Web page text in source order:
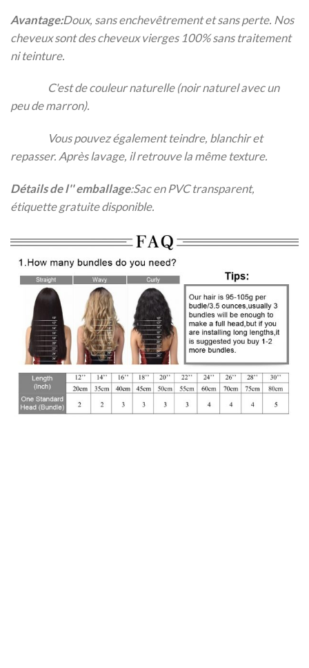
Avantage:Doux, sans enchevêtrement et sans perte. Nos
cheveux sont des cheveux vierges 100% sans traitement
ni teinture.
C'est de couleur naturelle (noir naturel avec un
peu de marron).
Vous pouvez également teindre, blanchir et
repasser. Après lavage, il retrouve la même texture.
Détails de l'' emballage:Sac en PVC transparent,
étiquette gratuite disponible.